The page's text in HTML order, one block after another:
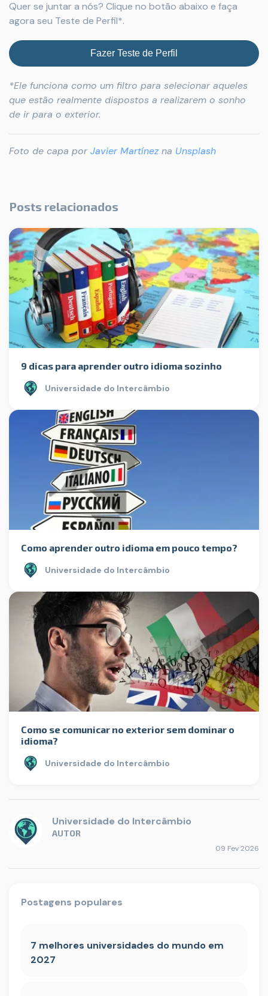
Quer se juntar a nós? Clique no botão abaixo e faça
agora seu Teste de Perfil*.
Fazer Teste de Perfil
*Ele funciona como um filtro para selecionar aqueles
que estão realmente dispostos a realizarem o sonho
de ir para o exterior.
Foto de capa por Javier Martínezna Unsplash
Posts relacionados
9 dicas para aprender outro idioma sozinho
Universidade do Intercâmbio
Como aprender outro idioma em pouco tempo?
Universidade do Intercâmbio
Como se comunicar no exterior sem dominar o
idioma?
Universidade do Intercâmbio
Universidade do Intercâmbio
AUTOR
09 Fev 2026
Postagens populares
7 melhores universidades do mundo em
2027